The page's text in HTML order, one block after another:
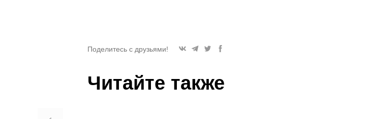
Поделитесь с друзьями!
Читайте также